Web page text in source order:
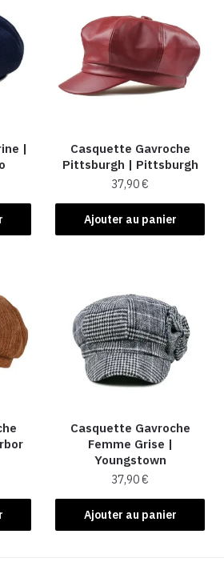
|
Casquette Gavroche
Pittsburgh | Pittsburgh
37,90€
Ajouter au panier
Casquette Gavroche
Femme Grise​ |
Youngstown
37,90€
Ajouter au panier